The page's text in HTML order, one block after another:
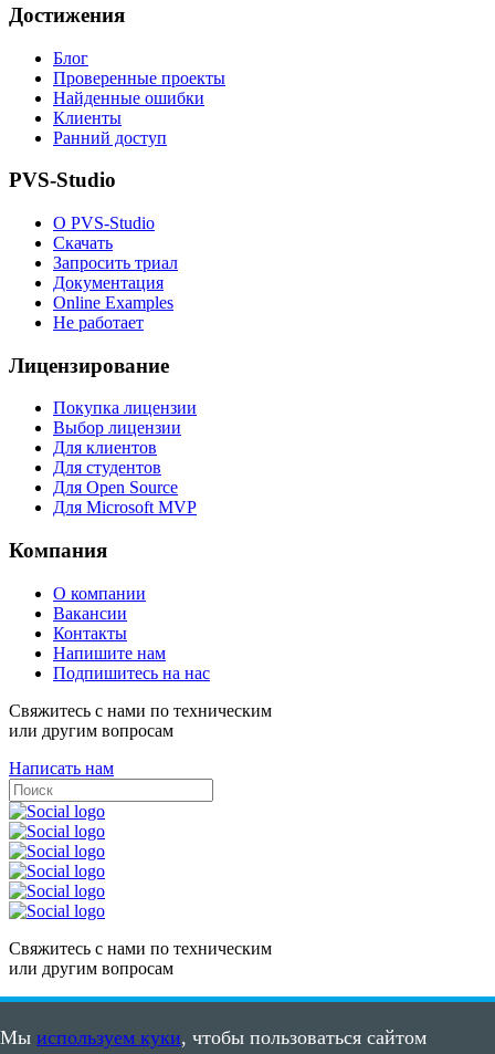
Мы используем куки, чтобы пользоваться сайтом
Достижения
Блог
Проверенные проекты
Найденные ошибки
Клиенты
Ранний доступ
PVS-Studio
О PVS-Studio
Скачать
Запросить триал
Документация
Online Examples
Не работает
Лицензирование
Покупка лицензии
Выбор лицензии
Для клиентов
Для студентов
Для Open Source
Для Microsoft MVP
Компания
О компании
Вакансии
Контакты
Напишите нам
Подпишитесь на нас
Свяжитесь с нами по техническим
или другим вопросам
Написать нам
Свяжитесь с нами по техническим
или другим вопросам
Написать нам
Карта сайта